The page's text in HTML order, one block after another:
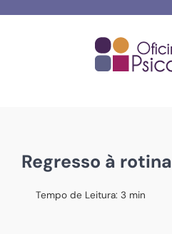
Regresso à rotina
Tempo de Leitura: 3 min